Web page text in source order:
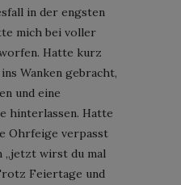
in der engsten
mich bei voller
Hatte kurz
Wanken gebracht,
und eine
hinterlassen. Hatte
Ohrfeige verpasst
„jetzt wirst du mal
Feiertage und